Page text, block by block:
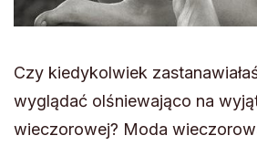
Czy kiedykolwiek
wyglądać olśniewająco na
wieczorowej? Moda